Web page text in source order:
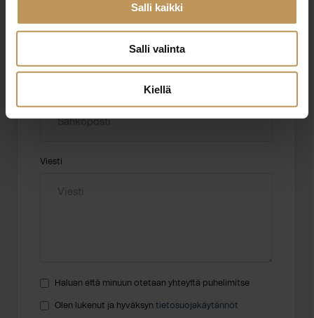
Salli kaikki
Salli valinta
Kiellä
Viesti
Haluan että minuun otetaan yhteyttä puhelimitse
Olen lukenut ja hyväksyn tietosuojakäytännöt